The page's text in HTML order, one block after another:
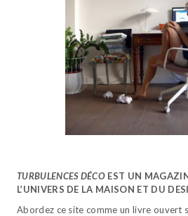
TURBULENCES DÉCO EST UN
L’UNIVERS DE LA MAISON ET DU
Abordez ce site comme un livre ouvert